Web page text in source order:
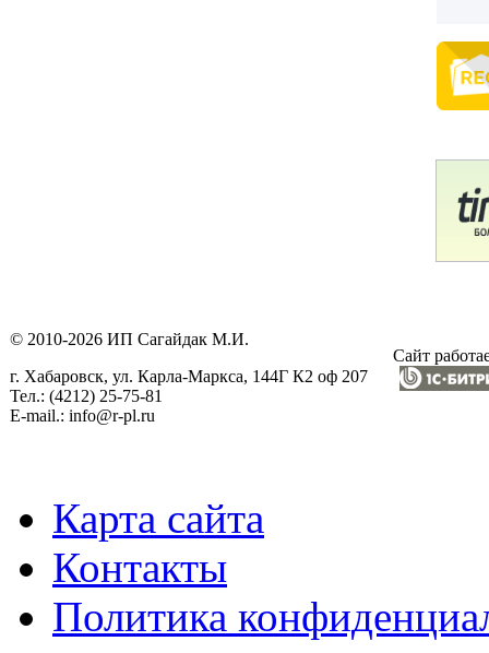
© 2010-2026 ИП Сагайдак М.И.
г. Хабаровск, ул. Карла-Маркса, 144Г К2 оф 207
Тел.: (4212) 25-75-81
E-mail.: info@r-pl.ru
Сайт
Карта сайта
Контакты
Политика